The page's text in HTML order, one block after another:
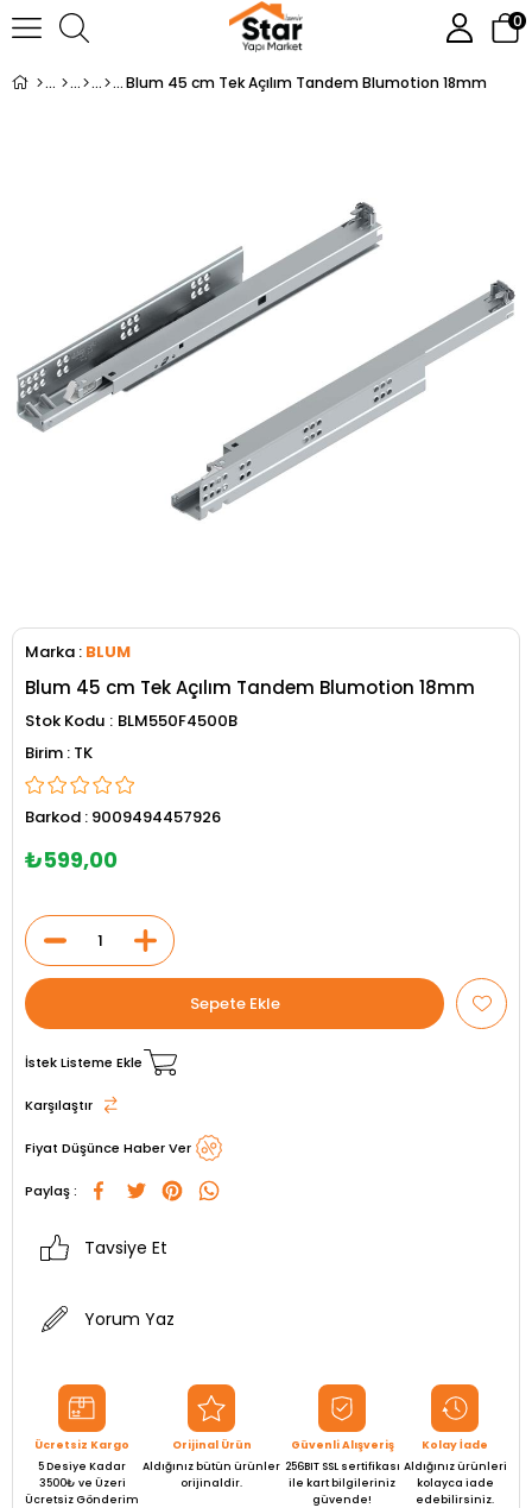
0
Blum 45 cm Tek Açılım Tandem Blumotion 18mm
Marka : BLUM
Blum 45 cm Tek Açılım Tandem Blumotion 18mm
Stok Kodu
BLM550F4500B
TK
Barkod : 9009494457926
₺599,00
İstek Listeme Ekle
Karşılaştır
Fiyat Düşünce Haber Ver
Paylaş :
Tavsiye Et
Yorum Yaz
Ücretsiz Kargo
5 Desiye Kadar
3500₺ ve Üzeri
Ücretsiz Gönderim
Orijinal Ürün
Aldığınız bütün ürünler
orijinaldir.
Güvenli Alışveriş
256BIT SSL sertifikası
ile kart bilgileriniz
güvende!
Kolay İade
Aldığınız ürünleri
kolayca iade
edebilirsiniz.